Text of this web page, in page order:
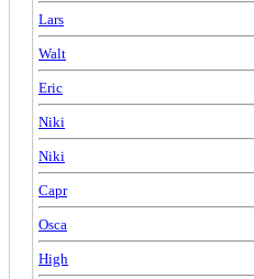
Lars
Walt
Eric
Niki
Niki
Capr
Osca
High